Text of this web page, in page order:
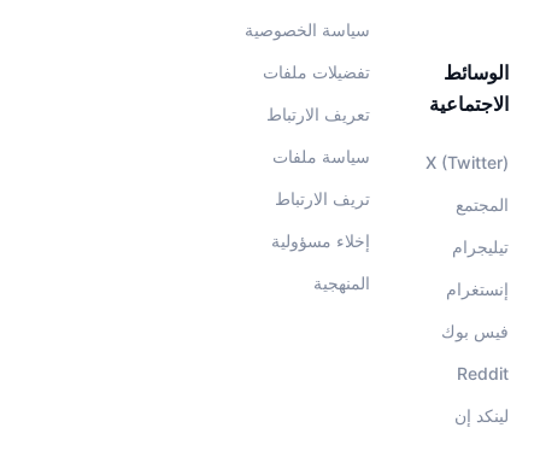
سياسة الخصوصية
تفضيلات ملفات
تعريف الارتباط
سياسة ملفات
تريف الارتباط
إخلاء مسؤولية
المنهجية
الوسائط
الاجتماعية
X (Twitter)
المجتمع
تيليجرام
إنستغرام
فيس بوك
Reddit
لينكد إن